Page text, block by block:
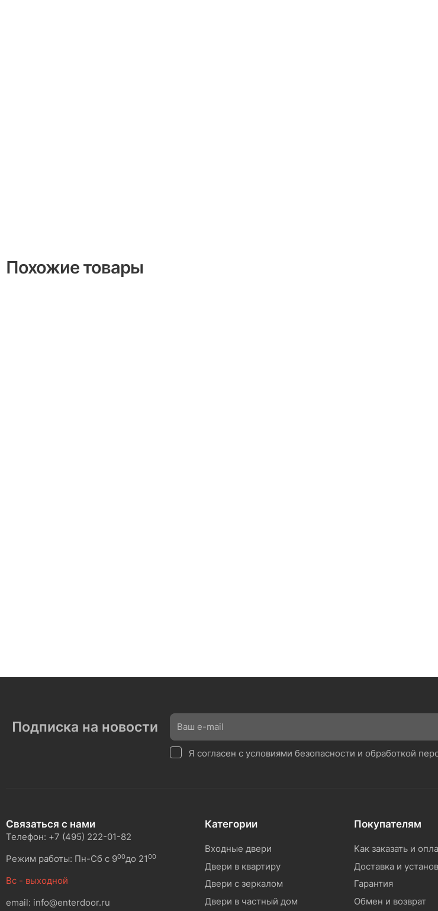
Похожие товары
Подписка на новости
Я согласен с условиями безопасности и обработкой
Связаться с нами
Телефон: +7 (495) 222-01-82
Режим работы: Пн-Сб с 900до 2100
Вс - выходной
email: info@enterdoor.ru
Категории
Входные двери
Двери в квартиру
Двери с зеркалом
Двери в частный дом
Покупателям
Как заказать и
Доставка и
Гарантия
Обмен и возврат